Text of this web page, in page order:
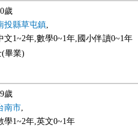
歲
投縣草屯鎮,
文1~2年,數學0~1年,國小伴讀0~1年
(畢業)
歲
南市,
學1~2年,英文0~1年